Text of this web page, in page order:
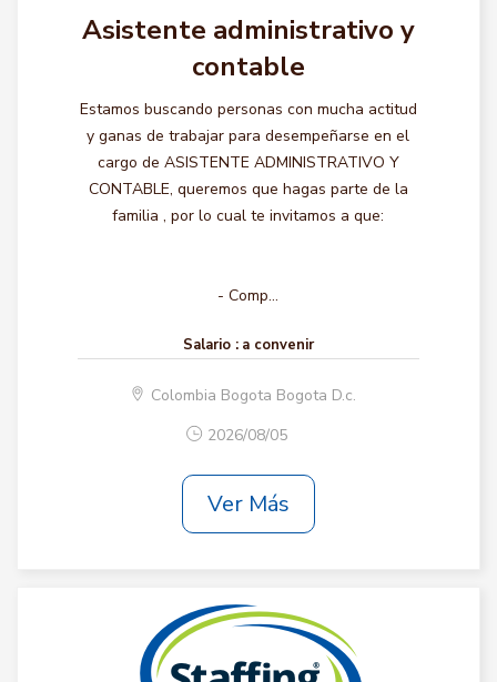
Asistente administrativo y
contable
Estamos buscando personas con mucha actitud
y ganas de trabajar para desempeñarse en el
cargo de ASISTENTE ADMINISTRATIVO Y
CONTABLE, queremos que hagas parte de la
familia , por lo cual te invitamos a que:
- Comp...
Salario : a convenir
Colombia Bogota Bogota D.c.
2026/08/05
Ver Más